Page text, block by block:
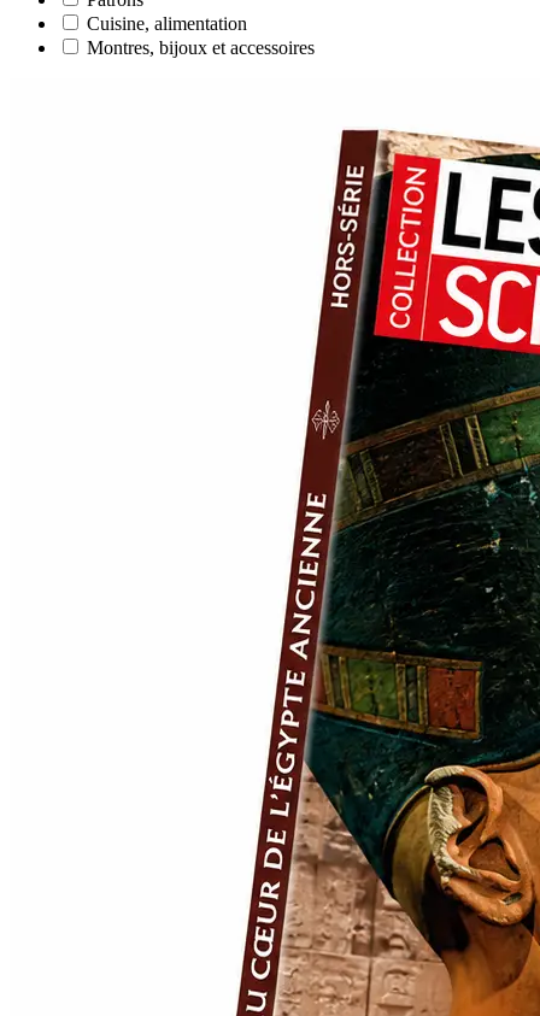
Cuisine, alimentation
Montres, bijoux et accessoires